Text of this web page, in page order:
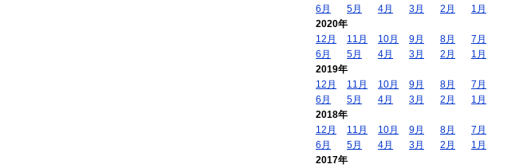
6月
5月 4月 3月 2月
1月
2020年
12月
11月 10月 9月 8月
7月
6月
5月 4月 3月 2月
1月
2019年
12月
11月 10月 9月 8月
7月
6月
5月 4月 3月 2月
1月
2018年
12月
11月 10月 9月 8月
7月
6月
5月 4月 3月 2月
1月
2017年